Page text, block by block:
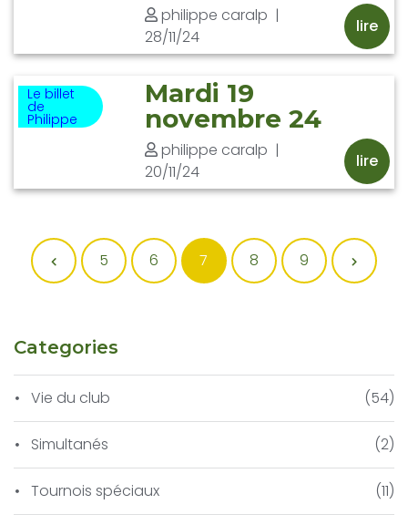
philippe caralp |
28/11/24
lire
Le billet
de
Philippe
Mardi 19
novembre 24
philippe caralp |
20/11/24
lire
Précédent
5 6 7 8 9 Suivant
Categories
Vie du club (54)
Simultanés (2)
Tournois spéciaux (11)